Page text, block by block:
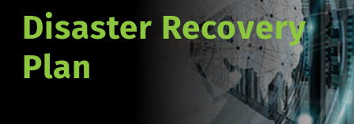
Disaster Recovery
Plan